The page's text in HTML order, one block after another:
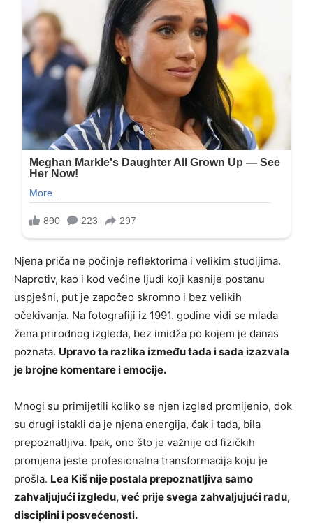
Njena priča ne počinje reflektorima i velikim studijima.
Naprotiv, kao i kod većine ljudi koji kasnije postanu
uspješni, put je započeo skromno i bez velikih
očekivanja. Na fotografiji iz 1991. godine vidi se mlada
žena prirodnog izgleda, bez imidža po kojem je danas
poznata. Upravo ta razlika između tada i sada izazvala
je brojne komentare i emocije.
Mnogi su primijetili koliko se njen izgled promijenio, dok
su drugi istakli da je njena energija, čak i tada, bila
prepoznatljiva. Ipak, ono što je važnije od fizičkih
promjena jeste profesionalna transformacija koju je
prošla. Lea Kiš nije postala prepoznatljiva samo
zahvaljujući izgledu, već prije svega zahvaljujući radu,
disciplini i posvećenosti.